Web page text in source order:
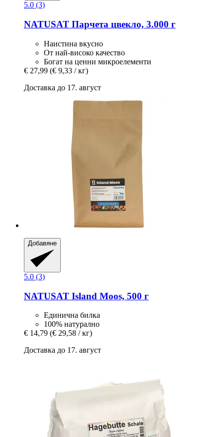
5.0 (3)
NATUSAT Парчета цвекло, 3.000 г
Наистина вкусно
От най-високо качество
Богат на ценни микроелементи
€ 27,99 (€ 9,33 / кг)
Доставка до 17. август
Добавяне
5.0 (3)
NATUSAT Island Moos, 500 г
Единична билка
100% натурално
€ 14,79 (€ 29,58 / кг)
Доставка до 17. август